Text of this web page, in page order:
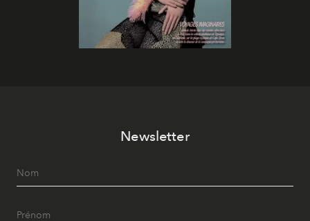
Newsletter